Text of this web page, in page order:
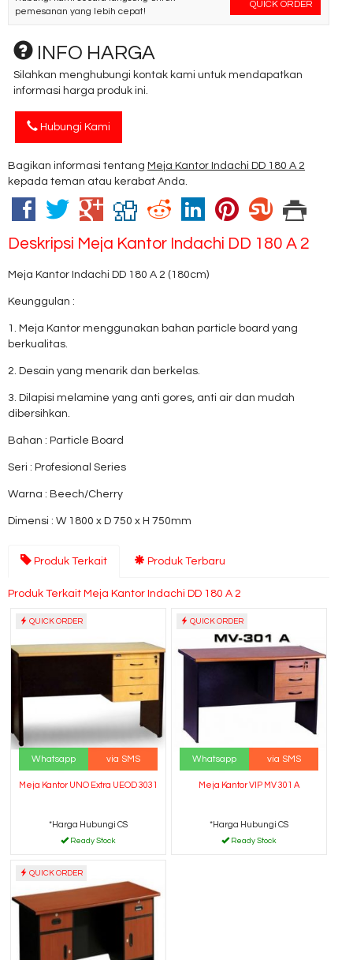
QUICK ORDER
pemesanan yang lebih cepat!
INFO HARGA
Silahkan menghubungi kontak kami untuk mendapatkan
informasi harga produk ini.
Hubungi Kami
Bagikan informasi tentang Meja Kantor Indachi DD 180 A 2
kepada teman atau kerabat Anda.
Deskripsi Meja Kantor Indachi DD 180 A 2
Meja Kantor Indachi DD 180 A 2 (180cm)
Keunggulan :
1. Meja Kantor menggunakan bahan particle board yang
berkualitas.
2. Desain yang menarik dan berkelas.
3. Dilapisi melamine yang anti gores, anti air dan mudah
dibersihkan.
Bahan : Particle Board
Seri : Profesional Series
Warna : Beech/Cherry
Dimensi : W 1800 x D 750 x H 750mm
Produk Terkait Produk Terbaru
Produk Terkait Meja Kantor Indachi DD 180 A 2
QUICK ORDER
Whatsapp via SMS
Meja Kantor UNO Extra UEOD 3031
*Harga Hubungi CS
Ready Stock
QUICK ORDER
Whatsapp via SMS
Meja Kantor VIP MV 301 A
*Harga Hubungi CS
Ready Stock
QUICK ORDER